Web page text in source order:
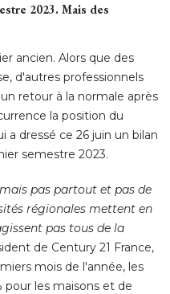
2023. Mais des
ancien. Alors que des
d'autres professionnels
retour à la normale après
la position du
a dressé ce 26 juin un bilan
semestre 2023.
pas partout et pas de
régionales mettent en
pas tous de la
de Century 21 France,
mois de l'année, les
pour les maisons et de